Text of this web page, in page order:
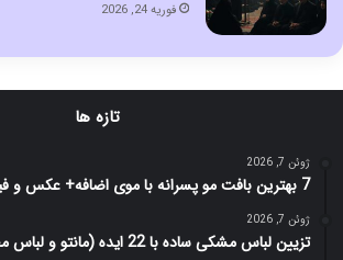
فوریه 24, 2026
تازه ها
ژوئن 7, 2026
7 بهترین بافت مو پسرانه با موی اضافه+ عکس و فیلم آموزش
ژوئن 7, 2026
تزیین لباس مشکی ساده با 22 ایده (مانتو و لباس مجلسی سیاه)